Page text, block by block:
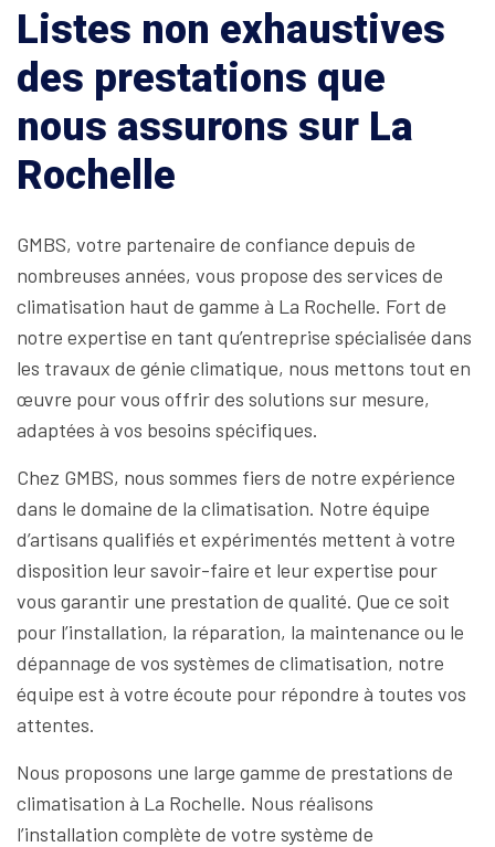
Listes non exhaustives
des prestations que
nous assurons sur La
Rochelle
GMBS, votre partenaire de confiance depuis de
nombreuses années, vous propose des services de
climatisation haut de gamme à La Rochelle. Fort de
notre expertise en tant qu’entreprise spécialisée dans
les travaux de génie climatique, nous mettons tout en
œuvre pour vous offrir des solutions sur mesure,
adaptées à vos besoins spécifiques.
Chez GMBS, nous sommes fiers de notre expérience
dans le domaine de la climatisation. Notre équipe
d’artisans qualifiés et expérimentés mettent à votre
disposition leur savoir-faire et leur expertise pour
vous garantir une prestation de qualité. Que ce soit
pour l’installation, la réparation, la maintenance ou le
dépannage de vos systèmes de climatisation, notre
équipe est à votre écoute pour répondre à toutes vos
attentes.
Nous proposons une large gamme de prestations de
climatisation à La Rochelle. Nous réalisons
l’installation complète de votre système de